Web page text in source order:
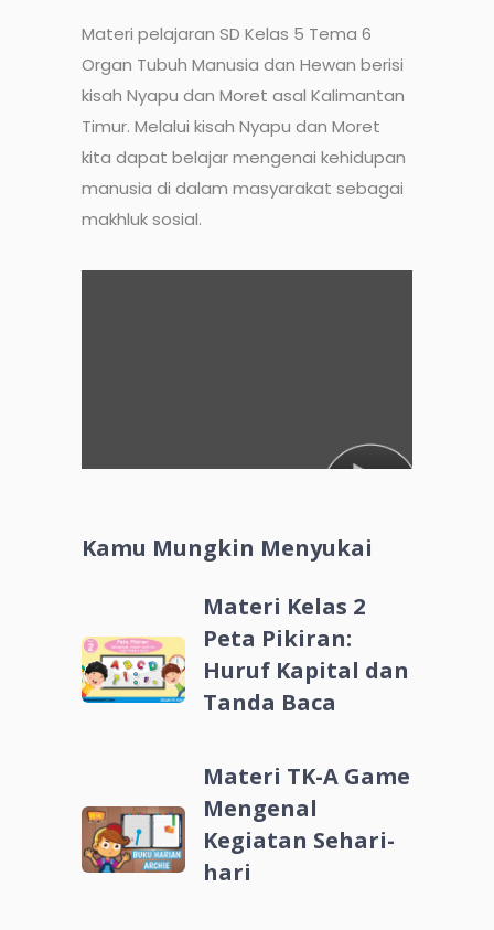
Materi pelajaran SD Kelas 5 Tema 6
Organ Tubuh Manusia dan Hewan berisi
kisah Nyapu dan Moret asal Kalimantan
Timur. Melalui kisah Nyapu dan Moret
kita dapat belajar mengenai kehidupan
manusia di dalam masyarakat sebagai
makhluk sosial.
Kamu Mungkin Menyukai
Materi Kelas 2
Peta Pikiran:
Huruf Kapital dan
Tanda Baca
Materi TK-A Game
Mengenal
Kegiatan Sehari-
hari